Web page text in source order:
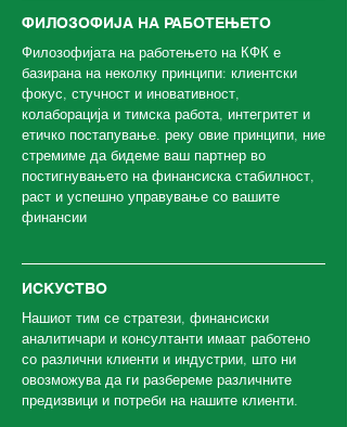
ФИЛОЗОФИЈА НА РАБОТЕЊЕТО
Филозофијата на работењето на КФК е
базирана на неколку принципи: клиентски
фокус, стучност и иновативност,
колаборација и тимска работа, интегритет и
етичко постапување. реку овие принципи, ние
стремиме да бидеме ваш партнер во
постигнувањето на финансиска стабилност,
раст и успешно управување со вашите
финансии
ИСКУСТВО
Нашиот тим се стратези, финансиски
аналитичари и консултанти имаат работено
со различни клиенти и индустрии, што ни
овозможува да ги разбереме различните
предизвици и потреби на нашите клиенти.